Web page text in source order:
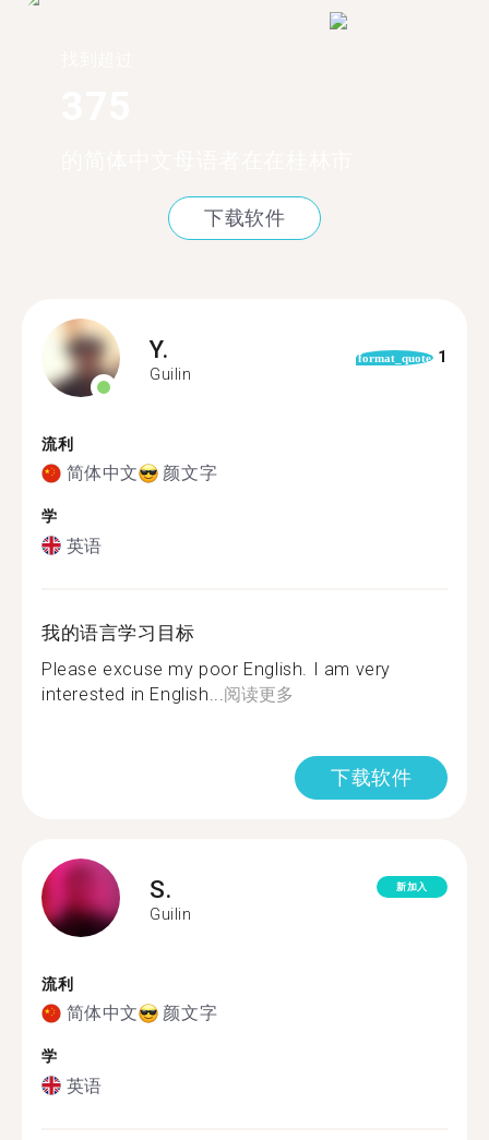
下载软件
Y.
Guilin
format_quote 1
流利
简体中文 颜文字
学
英语
我的语言学习目标
Please excuse my poor English. I am very
interested in English... 阅读更多
下载软件
S.
Guilin
新加入
流利
简体中文 颜文字
学
英语